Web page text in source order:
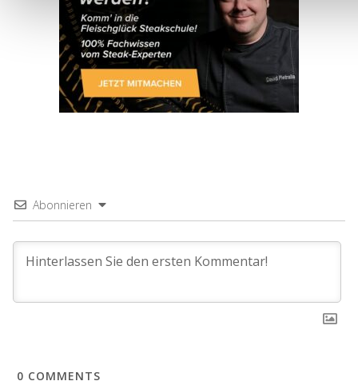
Abonnieren
0 COMMENTS